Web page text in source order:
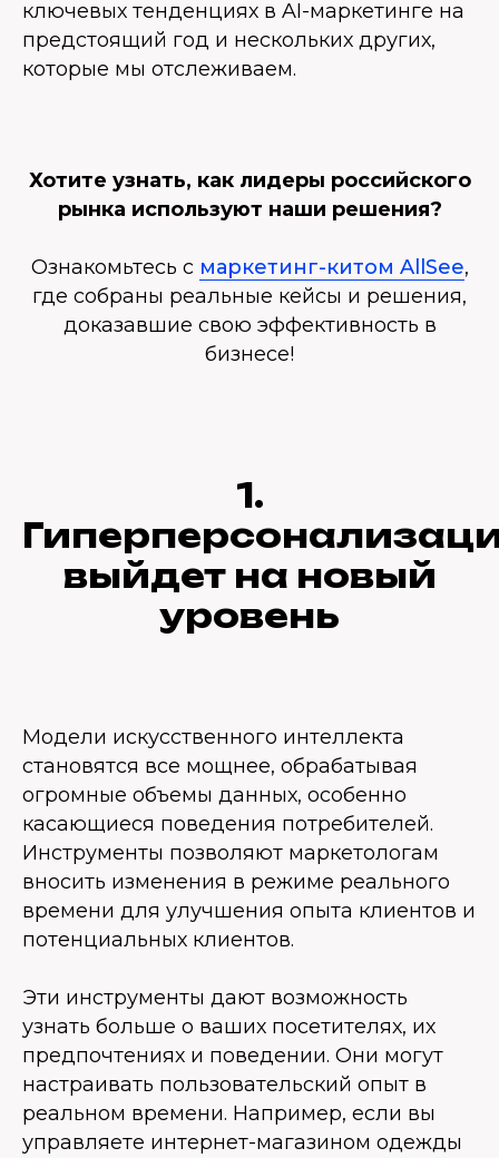
ключевых тенденциях в AI-маркетинге на
предстоящий год и нескольких других,
которые мы отслеживаем.
Хотите узнать, как лидеры российского
рынка используют наши решения?
Ознакомьтесь с маркетинг-китом AllSee,
где собраны реальные кейсы и решения,
доказавшие свою эффективность в
бизнесе!
1.
выйдет на новый
уровень
Модели искусственного интеллекта
становятся все мощнее, обрабатывая
огромные объемы данных, особенно
касающиеся поведения потребителей.
Инструменты позволяют маркетологам
вносить изменения в режиме реального
времени для улучшения опыта клиентов и
потенциальных клиентов.
Эти инструменты дают возможность
узнать больше о ваших посетителях, их
предпочтениях и поведении. Они могут
настраивать пользовательский опыт в
реальном времени. Например, если вы
управляете интернет-магазином одежды